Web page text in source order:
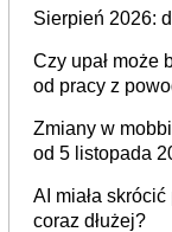
Sierpień 2026:
Czy upał może
od pracy z
Zmiany w
od 5 listopada
Ustaw
AI miała
coraz dłużej?